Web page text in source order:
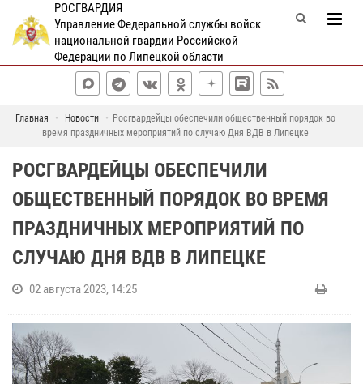
РОСГВАРДИЯ
Управление Федеральной службы войск
национальной гвардии Российской
Федерации по Липецкой области
Главная Новости
Росгвардейцы обеспечили общественный порядок во
время праздничных мероприятий по случаю Дня ВДВ в Липецке
РОСГВАРДЕЙЦЫ ОБЕСПЕЧИЛИ
ОБЩЕСТВЕННЫЙ ПОРЯДОК ВО ВРЕМЯ
ПРАЗДНИЧНЫХ МЕРОПРИЯТИЙ ПО
СЛУЧАЮ ДНЯ ВДВ В ЛИПЕЦКЕ
02 августа 2023, 14:25